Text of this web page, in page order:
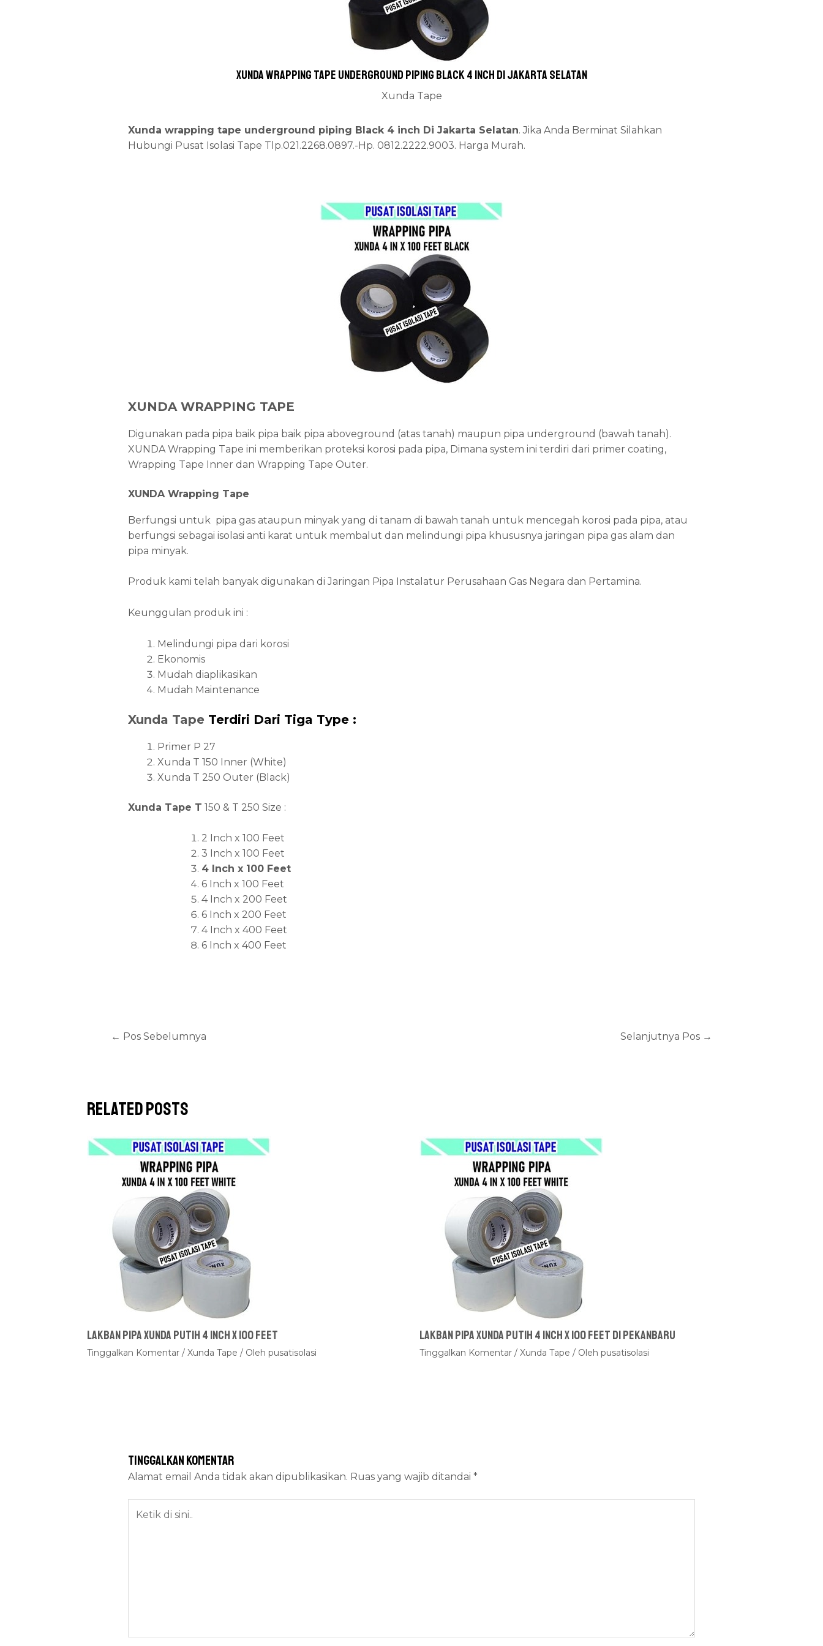
Xunda wrapping tape underground piping Black 4 inch Di Jakarta Selatan
Xunda Tape
Xunda wrapping tape underground piping Black 4 inch Di Jakarta Selatan. Jika Anda Berminat Silahkan
Hubungi Pusat Isolasi Tape Tlp.021.2268.0897.-Hp. 0812.2222.9003. Harga Murah.
XUNDA WRAPPING TAPE
Digunakan pada pipa baik pipa baik pipa aboveground (atas tanah) maupun pipa underground (bawah tanah).
XUNDA Wrapping Tape ini memberikan proteksi korosi pada pipa, Dimana system ini terdiri dari primer coating,
Wrapping Tape Inner dan Wrapping Tape Outer.
XUNDA Wrapping Tape
Berfungsi untuk pipa gas ataupun minyak yang di tanam di bawah tanah untuk mencegah korosi pada pipa, atau
berfungsi sebagai isolasi anti karat untuk membalut dan melindungi pipa khususnya jaringan pipa gas alam dan
pipa minyak.
Produk kami telah banyak digunakan di Jaringan Pipa Instalatur Perusahaan Gas Negara dan Pertamina.
Keunggulan produk ini :
Melindungi pipa dari korosi
Ekonomis
Mudah diaplikasikan
Mudah Maintenance
Xunda Tape Terdiri Dari Tiga Type :
Primer P 27
Xunda T 150 Inner (White)
Xunda T 250 Outer (Black)
Xunda Tape T 150 & T 250 Size :
2 Inch x 100 Feet
3 Inch x 100 Feet
4 Inch x 100 Feet
6 Inch x 100 Feet
4 Inch x 200 Feet
6 Inch x 200 Feet
4 Inch x 400 Feet
6 Inch x 400 Feet
← Pos Sebelumnya Selanjutnya Pos →
Related Posts
Lakban Pipa Xunda Putih 4 inch x 100 feet
Tinggalkan Komentar / Xunda Tape / Oleh pusatisolasi
Lakban Pipa Xunda Putih 4 inch x 100 feet Di Pekanbaru
Tinggalkan Komentar / Xunda Tape / Oleh pusatisolasi
Tinggalkan Komentar
Alamat email Anda tidak akan dipublikasikan. Ruas yang wajib ditandai *